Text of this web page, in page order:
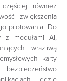
również
zwiększenia
pilotowania. Do
z modułami AI,
wrażliwą
karty